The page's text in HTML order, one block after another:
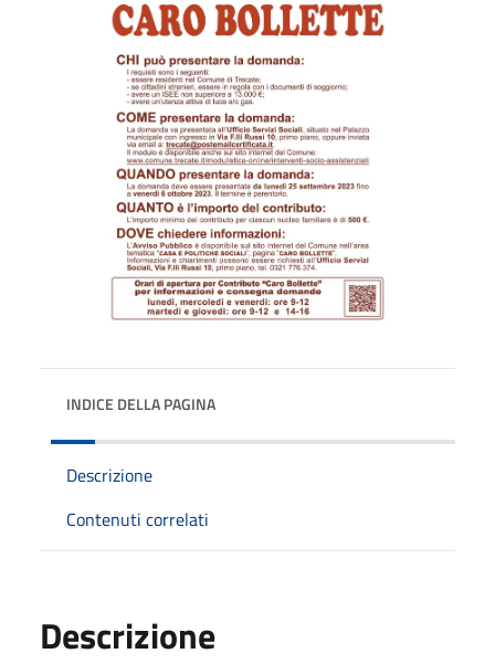
INDICE DELLA PAGINA
Descrizione
Contenuti correlati
Descrizione